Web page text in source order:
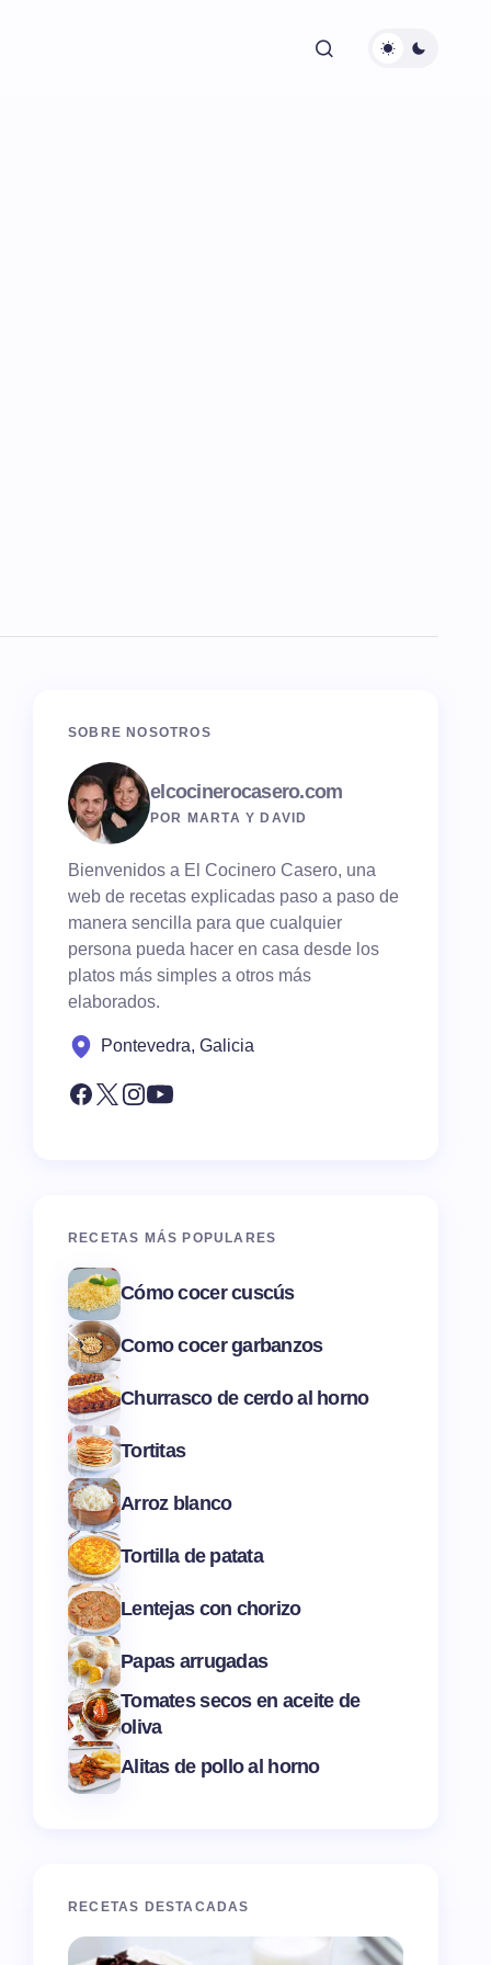
SOBRE NOSOTROS
elcocinerocasero.com
POR MARTA Y DAVID
Bienvenidos a El Cocinero Casero, una
web de recetas explicadas paso a paso de
manera sencilla para que cualquier
persona pueda hacer en casa desde los
platos más simples a otros más
elaborados.
Pontevedra, Galicia
RECETAS MÁS POPULARES
Cómo cocer cuscús
Como cocer garbanzos
Churrasco de cerdo al horno
Tortitas
Arroz blanco
Tortilla de patata
Lentejas con chorizo
Papas arrugadas
Tomates secos en aceite de
oliva
Alitas de pollo al horno
RECETAS DESTACADAS